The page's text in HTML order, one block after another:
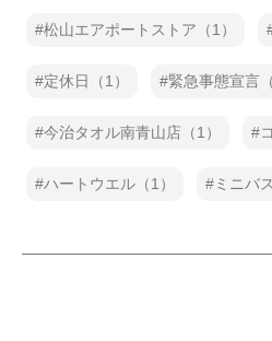
松山エアポートストア（1）
定休日（1） 緊急事態宣言（
今治タオル南青山店（1）
ハートウエル（1） ミニバ